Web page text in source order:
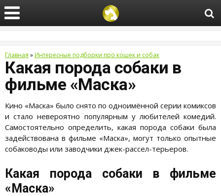
Главная »Интересные подборки про кошек и собак
Какая порода собаки в
фильме «Маска»
Кино «Маска» было снято по одноимённой серии комиксов
и стало невероятно популярным у любителей комедий.
Самостоятельно определить, какая порода собаки была
задействована в фильме «Маска», могут только опытные
собаководы или заводчики джек-рассел-терьеров.
Какая порода собаки в фильме
«Маска»